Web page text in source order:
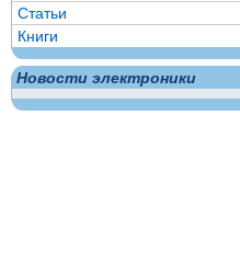
Статьи
Книги
Новости электроники